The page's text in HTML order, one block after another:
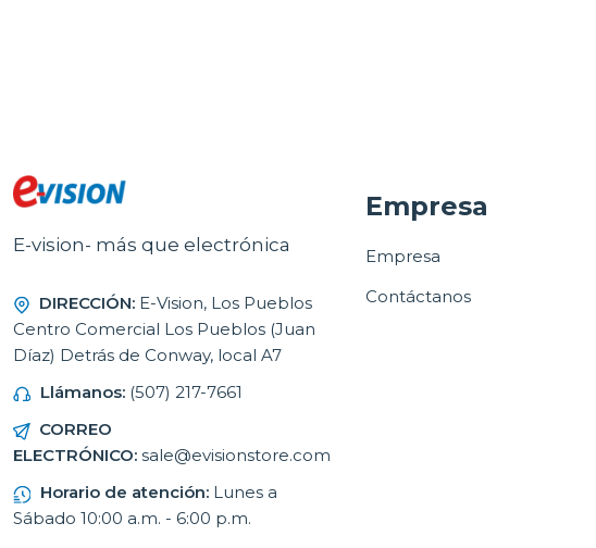
E-vision- más que electrónica
DIRECCIÓN: E-Vision, Los Pueblos
Centro Comercial Los Pueblos (Juan
Díaz) Detrás de Conway, local A7
Llámanos: (507) 217-7661
CORREO
ELECTRÓNICO: sale@evisionstore.com
Horario de atención: Lunes a
Sábado 10:00 a.m. - 6:00 p.m.
Empresa
Empresa
Contáctanos